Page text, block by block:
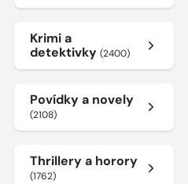
Krimi a
detektivky(2400)
Povídky a novely
(2108)
Thrillery a horory
(1762)